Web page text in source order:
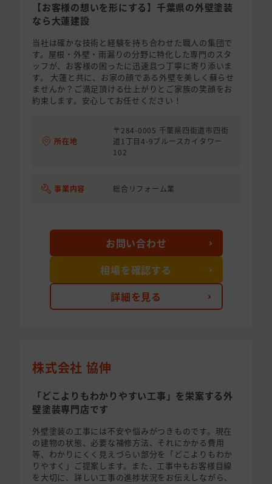
【お客様の想いを形にする】千葉県の外壁塗装
なら大蓮建設
当社は確かな技術と経験を持ち合わせた職人の集団で
す。屋根・外壁・雨漏りの分野に特化した専門のスタ
ッフが、お客様の困ったに迅速且つ丁寧に寄り添いま
す。 大蓮と共に、お家の顔である外壁を美しく蘇らせ
ませんか？ご満足頂ける仕上がりとご家族の笑顔をお
約束します。安心してお任せください！
所在地
〒284-0005 千葉県四街道市四街
道1丁目4-9​ブルースカイタワー
102
事業内容 総合リフォーム業
詳細を見る
お問い合わせ
相場を確認する
株式会社 協伸
「どこよりもわかりやすい工事」を栄案する外
壁塗装専門店です
外壁塗装の工事には不安や悩みがつきものです。現在
の建物の状態、必要な補修方法、それにかかる費用
等、わかりにくく見えづらい部分を「どこよりもわか
りやすく」ご提案します。また、工事中もお客様目線
を大切に、詳しい工事の進捗状況をお伝えしながら、